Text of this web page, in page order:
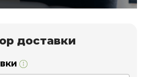
доставки